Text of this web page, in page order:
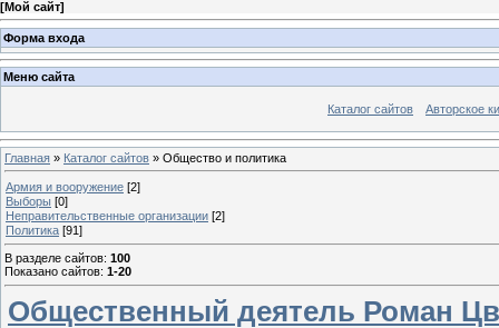
[Мой сайт]
Форма входа
Меню сайта
Каталог сайтов Авторское
Главная » Каталог сайтов » Общество и политика
Армия и вооружение [2]
Выборы [0]
Неправительственные организации [2]
Политика [91]
В разделе сайтов: 100
Показано сайтов: 1-20
Общественный деятель Роман